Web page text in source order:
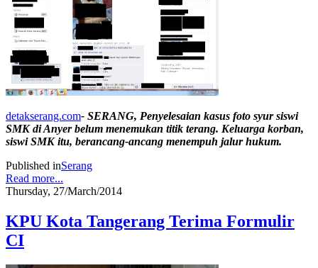
detakserang.com- SERANG, Penyelesaian kasus foto syur siswi
SMK di Anyer belum menemukan titik terang. Keluarga korban,
siswi SMK itu, berancang-ancang menempuh jalur hukum.
Published inSerang
Read more...
Thursday, 27/March/2014
KPU Kota Tangerang Terima Formulir
CI